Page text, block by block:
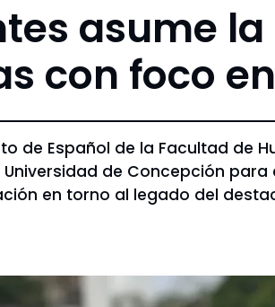
asume
con foco
de Español de la Facultad de
de Concepción
en torno al legado del